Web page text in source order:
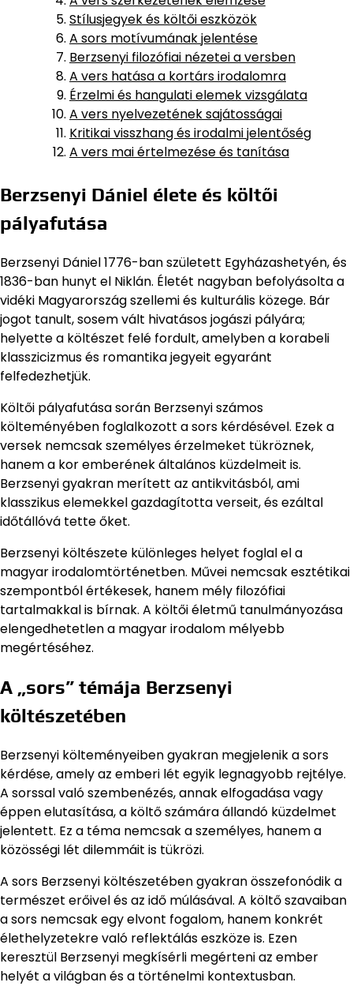
Stílusjegyek és költői eszközök
A sors motívumának jelentése
Berzsenyi filozófiai nézetei a versben
A vers hatása a kortárs irodalomra
Érzelmi és hangulati elemek vizsgálata
A vers nyelvezetének sajátosságai
Kritikai visszhang és irodalmi jelentőség
A vers mai értelmezése és tanítása
Berzsenyi Dániel élete és költői
pályafutása
Berzsenyi Dániel 1776-ban született Egyházashetyén, és
1836-ban hunyt el Niklán. Életét nagyban befolyásolta a
vidéki Magyarország szellemi és kulturális közege. Bár
jogot tanult, sosem vált hivatásos jogászi pályára;
helyette a költészet felé fordult, amelyben a korabeli
klasszicizmus és romantika jegyeit egyaránt
felfedezhetjük.
Költői pályafutása során Berzsenyi számos
költeményében foglalkozott a sors kérdésével. Ezek a
versek nemcsak személyes érzelmeket tükröznek,
hanem a kor emberének általános küzdelmeit is.
Berzsenyi gyakran merített az antikvitásból, ami
klasszikus elemekkel gazdagította verseit, és ezáltal
időtállóvá tette őket.
Berzsenyi költészete különleges helyet foglal el a
magyar irodalomtörténetben. Művei nemcsak esztétikai
szempontból értékesek, hanem mély filozófiai
tartalmakkal is bírnak. A költői életmű tanulmányozása
elengedhetetlen a magyar irodalom mélyebb
megértéséhez.
A „sors” témája Berzsenyi
költészetében
Berzsenyi költeményeiben gyakran megjelenik a sors
kérdése, amely az emberi lét egyik legnagyobb rejtélye.
A sorssal való szembenézés, annak elfogadása vagy
éppen elutasítása, a költő számára állandó küzdelmet
jelentett. Ez a téma nemcsak a személyes, hanem a
közösségi lét dilemmáit is tükrözi.
A sors Berzsenyi költészetében gyakran összefonódik a
természet erőivel és az idő múlásával. A költő szavaiban
a sors nemcsak egy elvont fogalom, hanem konkrét
élethelyzetekre való reflektálás eszköze is. Ezen
keresztül Berzsenyi megkísérli megérteni az ember
helyét a világban és a történelmi kontextusban.